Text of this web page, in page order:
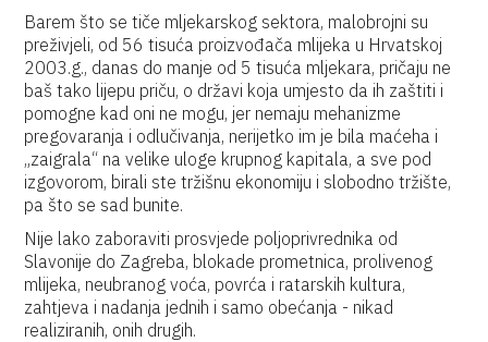
Barem što se tiče mljekarskog sektora, malobrojni su
preživjeli, od 56 tisuća proizvođača mlijeka u Hrvatskoj
2003.g., danas do manje od 5 tisuća mljekara, pričaju ne
baš tako lijepu priču, o državi koja umjesto da ih zaštiti i
pomogne kad oni ne mogu, jer nemaju mehanizme
pregovaranja i odlučivanja, nerijetko im je bila maćeha i
„zaigrala“ na velike uloge krupnog kapitala, a sve pod
izgovorom, birali ste tržišnu ekonomiju i slobodno tržište,
pa što se sad bunite.
Nije lako zaboraviti prosvjede poljoprivrednika od
Slavonije do Zagreba, blokade prometnica, prolivenog
mlijeka, neubranog voća, povrća i ratarskih kultura,
zahtjeva i nadanja jednih i samo obećanja - nikad
realiziranih, onih drugih.